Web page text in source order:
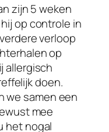
zijn 5 weken
op controle in
verloop
op
allergisch
doen.
we samen een
mee
het nogal